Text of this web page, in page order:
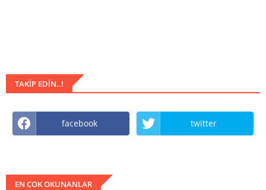
TAKIP EDIN..!
facebook twitter
EN COK OKUNANLAR